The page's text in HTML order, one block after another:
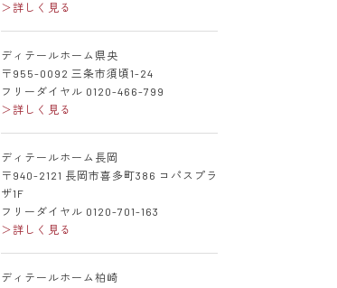
＞詳しく見る
ディテールホーム県央
〒955-0092 三条市須頃1-24
フリーダイヤル 0120-466-799
＞詳しく見る
ディテールホーム長岡
〒940-2121 長岡市喜多町386 コパスプラ
ザ1F
フリーダイヤル 0120-701-163
＞詳しく見る
ディテールホーム柏崎